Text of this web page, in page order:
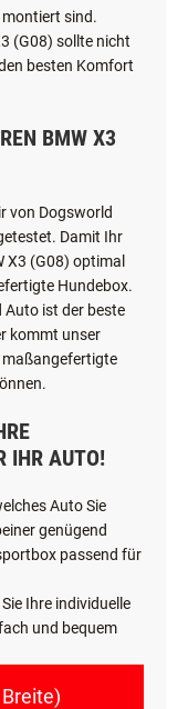
sind.
(G08) sollte nicht
besten Komfort
BMW X3
von Dogsworld
Damit Ihr
X3 (G08) optimal
Hundebox.
Auto ist der beste
kommt unser
maßangefertigte
IHR AUTO!
Auto Sie
genügend
passend für
Ihre individuelle
und bequem